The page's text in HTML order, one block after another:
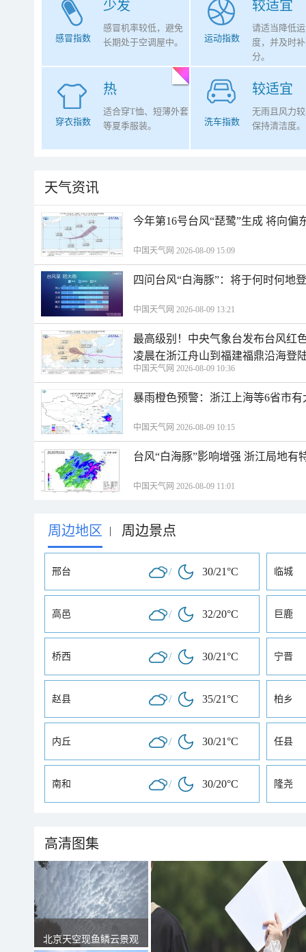
少发
感冒指数
感冒机率较低，避免
长期处于空调屋中。
较适宜
运动指数
请适当降低
度，并及时
分。
热
穿衣指数
适合穿T恤、短薄外套
等夏季服装。
较适宜
洗车指数
无雨且风力
保持清洁度。
天气资讯
今年第16号台风“琵鹭”生成 将向偏
中国天气网 2026-08-09 15:09
四问台风“白海豚”：将于何时何地
中国天气网 2026-08-09 13:21
最高级别！中央气象台发布台风红
凌晨在浙江舟山到福建福鼎沿海登
中国天气网 2026-08-09 10:36
暴雨橙色预警：浙江上海等6省市
中国天气网 2026-08-09 10:15
台风“白海豚”影响增强 浙江局地有
中国天气网 2026-08-09 11:01
周边地区 | 周边景点
邢台 / 30/21°C 临城
高邑 / 32/20°C 巨鹿
桥西 / 30/21°C 宁晋
赵县 / 35/21°C 柏乡
内丘 / 30/21°C 任县
南和 / 30/20°C 隆尧
高清图集
北京天空现鱼鳞云景观